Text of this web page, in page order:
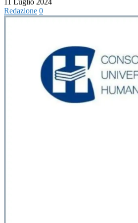
11 Luglio 2024
Redazione 0